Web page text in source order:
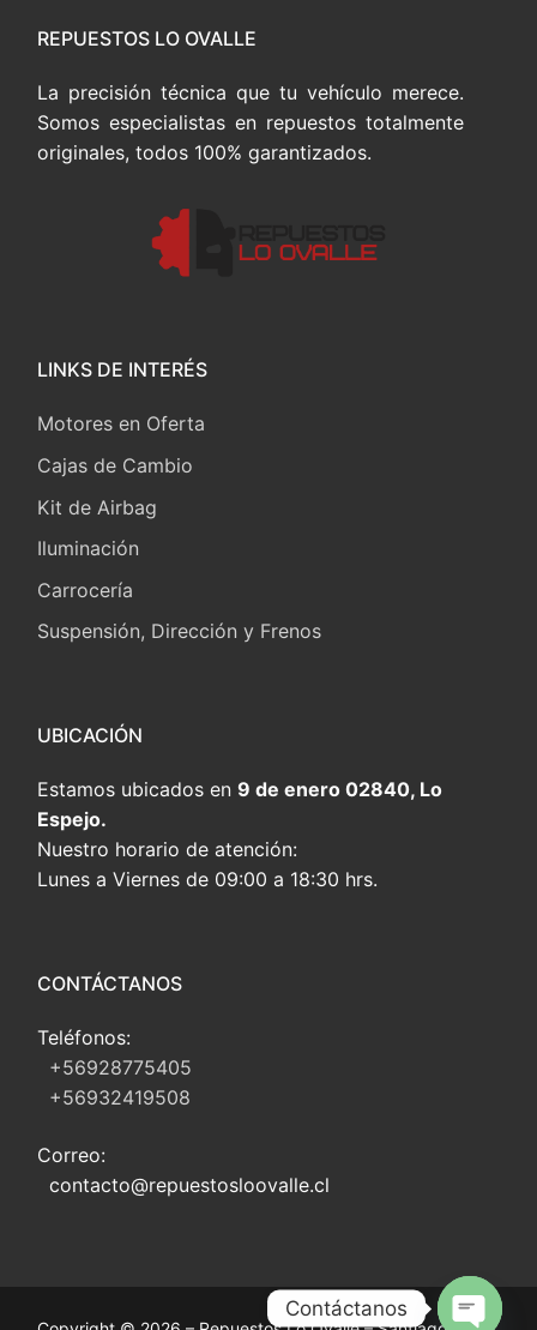
REPUESTOS LO OVALLE
La precisión técnica que tu vehículo merece.
Somos especialistas en repuestos totalmente
originales, todos 100% garantizados.
LINKS DE INTERÉS
Motores en Oferta
Cajas de Cambio
Kit de Airbag
Iluminación
Carrocería
Suspensión, Dirección y Frenos
UBICACIÓN
Estamos ubicados en 9 de enero 02840, Lo
Espejo.
Nuestro horario de atención:
Lunes a Viernes de 09:00 a 18:30 hrs.
CONTÁCTANOS
Teléfonos:
+56928775405
+56932419508
Correo:
contacto@repuestosloovalle.cl
Contáctanos